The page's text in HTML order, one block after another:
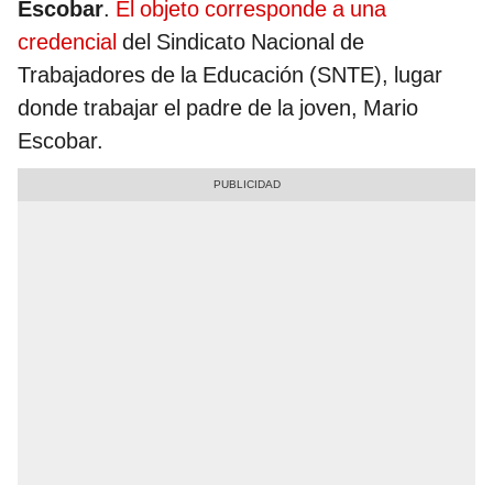
Escobar. El objeto corresponde a una
credencial del Sindicato Nacional de
Trabajadores de la Educación (SNTE), lugar
donde trabajar el padre de la joven, Mario
Escobar.